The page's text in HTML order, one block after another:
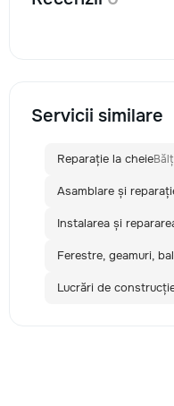
Servicii similare
Reparație la cheie
Asamblare și
Instalarea și
Ferestre, geamuri,
Lucrări de